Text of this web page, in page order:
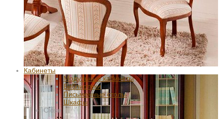
Кабинеты
Модульные кабинеты
Библиотеки
Письменные столы
Шкафы
Close